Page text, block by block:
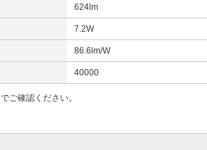
624lm
7.2W
86.6lm/W
40000
でご確認ください。